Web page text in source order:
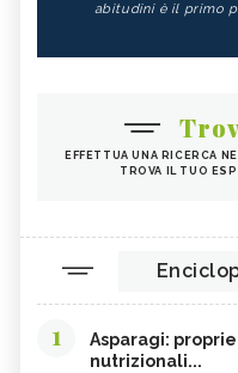
abitudini è il primo
EFFETTUA UNA RICERCA
TROVA IL TUO
1
Asparagi:
nutrizionali...